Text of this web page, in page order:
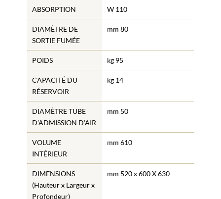
ABSORPTION W 110
DIAMÈTRE DE
SORTIE FUMÉE
mm 80
POIDS kg 95
CAPACITÉ DU
RÉSERVOIR
kg 14
DIAMÈTRE TUBE
D’ADMISSION D’AIR
mm 50
VOLUME
INTÉRIEUR
mm 610
DIMENSIONS
(Hauteur x Largeur x
Profondeur)
mm 520 x 600 X 630